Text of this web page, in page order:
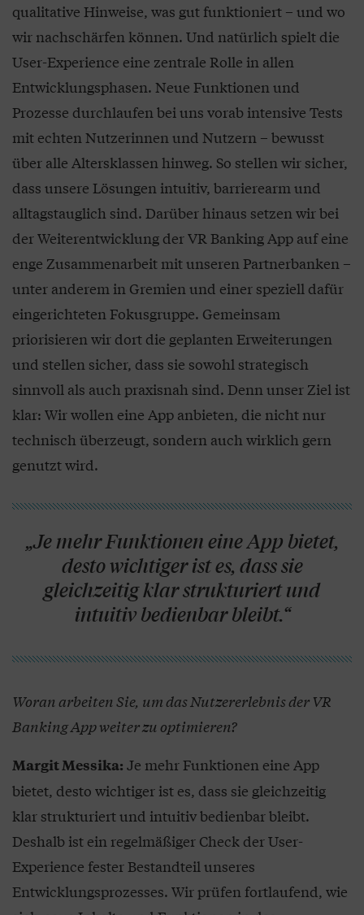
qualitative Hinweise, was gut funktioniert – und wo
wir nachschärfen können. Und natürlich spielt die
User-Experience eine zentrale Rolle in allen
Entwicklungsphasen. Neue Funktionen und
Prozesse durchlaufen bei uns vorab intensive Tests
mit echten Nutzerinnen und Nutzern – bewusst
über alle Altersklassen hinweg. So stellen wir sicher,
dass unsere Lösungen intuitiv, barrierearm und
alltagstauglich sind. Darüber hinaus setzen wir bei
der Weiterentwicklung der VR Banking App auf eine
enge Zusammenarbeit mit unseren Partnerbanken –
unter anderem in Gremien und einer speziell dafür
eingerichteten Fokusgruppe. Gemeinsam
priorisieren wir dort die geplanten Erweiterungen
und stellen sicher, dass sie sowohl strategisch
sinnvoll als auch praxisnah sind. Denn unser Ziel ist
klar: Wir wollen eine App anbieten, die nicht nur
technisch überzeugt, sondern auch wirklich gern
genutzt wird.
„Je mehr Funktionen eine App bietet,
desto wichtiger ist es, dass sie
gleichzeitig klar strukturiert und
intuitiv bedienbar bleibt.“
Woran arbeiten Sie, um das Nutzererlebnis der VR
Banking App weiter zu optimieren?
Margit Messika: Je mehr Funktionen eine App
bietet, desto wichtiger ist es, dass sie gleichzeitig
klar strukturiert und intuitiv bedienbar bleibt.
Deshalb ist ein regelmäßiger Check der User-
Experience fester Bestandteil unseres
Entwicklungsprozesses. Wir prüfen fortlaufend, wie